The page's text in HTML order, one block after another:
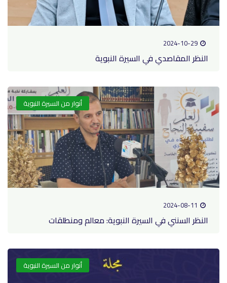
2024-10-29
النظر المقاصدي في السيرة النبوية
أنوار من السيرة النبوية
2024-08-11
النظر السنني في السيرة النبوية: معالم ومنطلقات
أنوار من السيرة النبوية